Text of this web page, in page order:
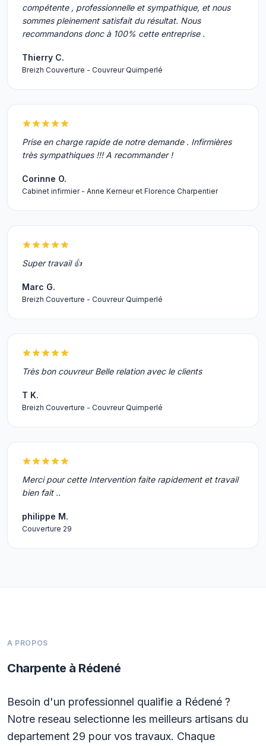
compétente , professionnelle et sympathique, et nous
sommes pleinement satisfait du résultat. Nous
recommandons donc à 100% cette entreprise .
Thierry C.
Breizh Couverture - Couvreur Quimperlé
Prise en charge rapide de notre demande . Infirmières
très sympathiques !!! A recommander !
Corinne O.
Cabinet infirmier - Anne Kerneur et Florence Charpentier
Super travail 👍
Marc G.
Breizh Couverture - Couvreur Quimperlé
Très bon couvreur Belle relation avec le clients
T K.
Breizh Couverture - Couvreur Quimperlé
Merci pour cette Intervention faite rapidement et travail
bien fait ..
philippe M.
Couverture 29
A PROPOS
Charpente à Rédené
Besoin d'un professionnel qualifie a Rédené ?
Notre reseau selectionne les meilleurs artisans du
departement 29 pour vos travaux. Chaque